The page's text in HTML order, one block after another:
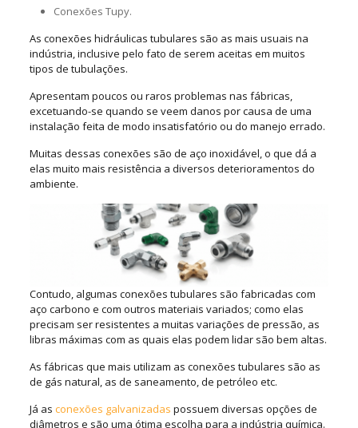
Conexões Tupy.
As conexões hidráulicas tubulares são as mais usuais na
indústria, inclusive pelo fato de serem aceitas em muitos
tipos de tubulações.
Apresentam poucos ou raros problemas nas fábricas,
excetuando-se quando se veem danos por causa de uma
instalação feita de modo insatisfatório ou do manejo errado.
Muitas dessas conexões são de aço inoxidável, o que dá a
elas muito mais resistência a diversos deterioramentos do
ambiente.
Contudo, algumas conexões tubulares são fabricadas com
aço carbono e com outros materiais variados; como elas
precisam ser resistentes a muitas variações de pressão, as
libras máximas com as quais elas podem lidar são bem altas.
As fábricas que mais utilizam as conexões tubulares são as
de gás natural, as de saneamento, de petróleo etc.
Já as conexões galvanizadas possuem diversas opções de
diâmetros e são uma ótima escolha para a indústria química.